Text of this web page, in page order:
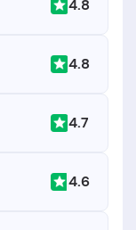
4.8
4.8
4.7
4.6